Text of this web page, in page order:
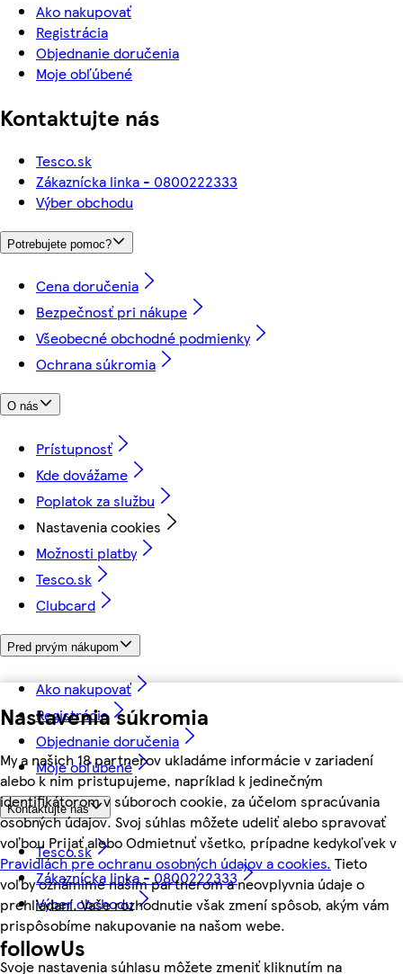
Nastavenia súkromia
My a našich 18 partnerov ukladáme informácie v zariadení
alebo k nim pristupujeme, napríklad k jedinečným
identifikátorom v súboroch cookie, za účelom spracúvania
osobných údajov. Svoj súhlas môžete udeliť alebo spravovať
voľbou Prijať alebo Odmietnuť všetko, prípadne kedykoľvek v
Pravidlách pre ochranu osobných údajov a cookies. Tieto
voľby oznámime našim partnerom a neovplyvnia údaje o
prehliadaní. Vaše rozhodnutie však zmení spôsob, akým vám
prispôsobíme nakupovanie na našom webe.
Svoje nastavenia súhlasu môžete zmeniť kliknutím na
Ako nakupovať
Registrácia
Objednanie doručenia
Moje obľúbené
Kontaktujte nás
Tesco.sk
Zákaznícka linka - 0800222333
Výber obchodu
Potrebujete pomoc?
Cena doručenia
Bezpečnosť pri nákupe
Všeobecné obchodné podmienky
Ochrana súkromia
O nás
Prístupnosť
Kde dovážame
Poplatok za službu
Nastavenia cookies
Možnosti platby
Tesco.sk
Clubcard
Pred prvým nákupom
Ako nakupovať
Registrácia
Objednanie doručenia
Moje obľúbené
Kontaktujte nás
Tesco.sk
Zákaznícka linka - 0800222333
Výber obchodu
followUs